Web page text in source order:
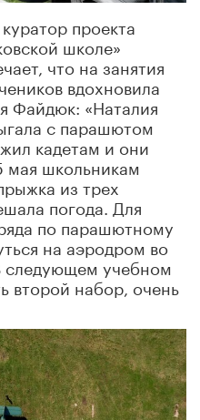
проекта
школе»
что на занятия
вдохновила
Файдюк: «Наталия
с парашютом
кадетам и они
мая школьникам
из трех
погода. Для
по парашютному
на аэродром во
следующем учебном
второй набор, очень